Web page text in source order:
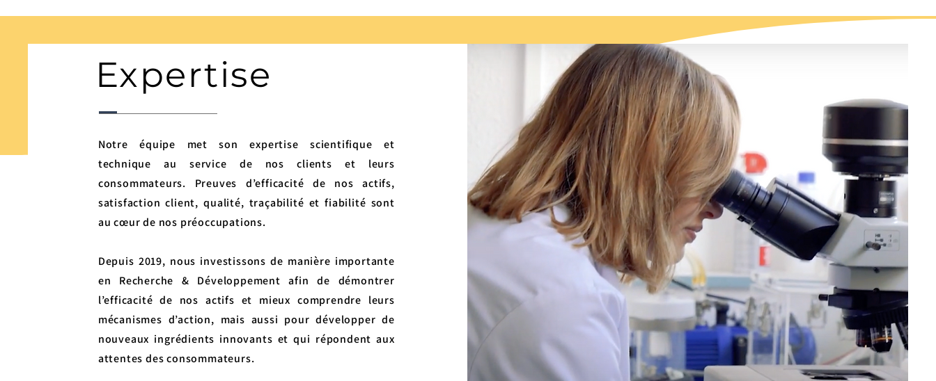
Expertise
Notre équipe met son expertise scientifique et
technique au service de nos clients et leurs
consommateurs. Preuves d’efficacité de nos actifs,
satisfaction client, qualité, traçabilité et fiabilité sont
au cœur de nos préoccupations.
Depuis 2019, nous investissons de manière importante
en Recherche & Développement afin de démontrer
l’efficacité de nos actifs et mieux comprendre leurs
mécanismes d’action, mais aussi pour développer de
nouveaux ingrédients innovants et qui répondent aux
attentes des consommateurs.